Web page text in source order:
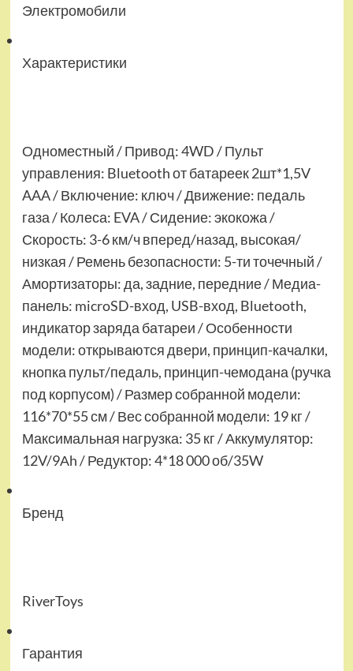
Электромобили
Характеристики
Одноместный / Привод: 4WD / Пульт
управления: Bluetooth от батареек 2шт*1,5V
AAA / Включение: ключ / Движение: педаль
газа / Колеса: EVA / Сидение: экокожа /
Скорость: 3-6 км/ч вперед/назад, высокая/
низкая / Ремень безопасности: 5-ти точечный /
Амортизаторы: да, задние, передние / Медиа-
панель: microSD-вход, USB-вход, Bluetooth,
индикатор заряда батареи / Особенности
модели: открываются двери, принцип-качалки,
кнопка пульт/педаль, принцип-чемодана (ручка
под корпусом) / Размер собранной модели:
116*70*55 см / Вес собранной модели: 19 кг /
Максимальная нагрузка: 35 кг / Аккумулятор:
12V/9Аh / Редуктор: 4*18 000 об/35W
Бренд
RiverToys
Гарантия